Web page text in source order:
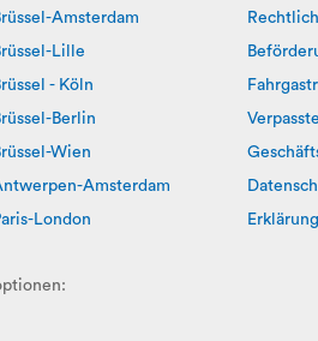
Amsterdam
Lille
- Köln
Berlin
Wien
Amsterdam
London